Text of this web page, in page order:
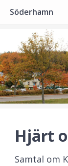
Söderhamn
Hjärt
Samtal om